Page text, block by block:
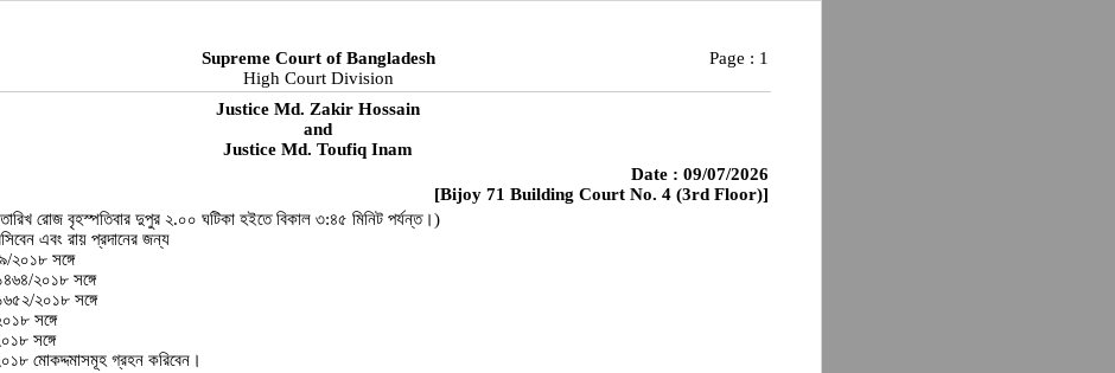
Supreme Court of Bangladesh
High Court Division
Page : 1
Justice Md. Zakir Hossain
and
Justice Md. Toufiq Inam
Date : 09/07/2026
[Bijoy 71 Building Court No. 4 (3rd Floor)]
রোজ বৃহস্পতিবার দুপুর ২.০০ ঘটিকা হইতে বিকাল ৩:৪৫ মিনিট পর্যন্ত।)
এবং রায় প্রদানের জন্য
২০১৮ সঙ্গে
২০১৮ সঙ্গে
২০১৮ সঙ্গে
সঙ্গে
সঙ্গে
মোকদ্দমাসমূহ গ্রহন করিবেন।